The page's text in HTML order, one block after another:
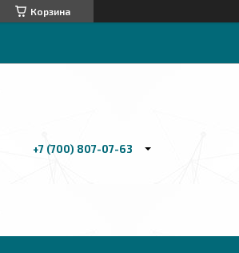
Корзина
+7 (700) 807-07-63